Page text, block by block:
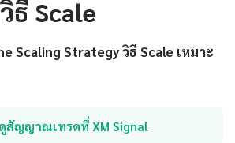
ธี Scale
Scaling Strategy วิธี Scale เหมาะ
ดูสัญญาณเทรดที่ XM Signal